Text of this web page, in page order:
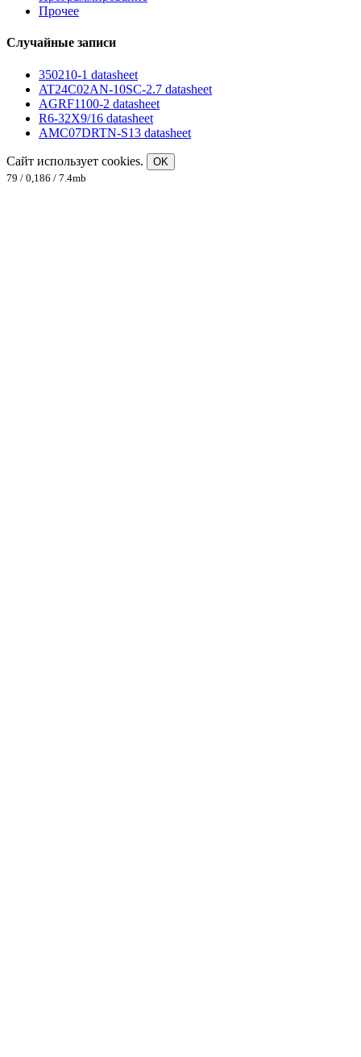
Прочее
Случайные записи
350210-1 datasheet
AT24C02AN-10SC-2.7 datasheet
AGRF1100-2 datasheet
R6-32X9/16 datasheet
AMC07DRTN-S13 datasheet
Сайт использует cookies.
OK
79 / 0,186 / 7.4mb